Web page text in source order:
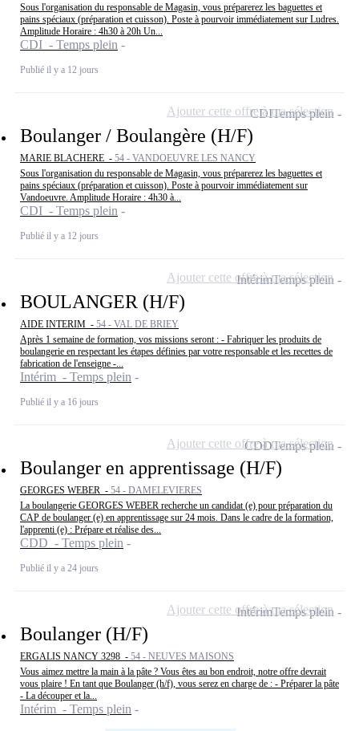
Sous l'organisation du responsable de Magasin, vous préparerez les baguettes et
pains spéciaux (préparation et cuisson). Poste à pourvoir immédiatement sur Ludres.
Amplitude Horaire : 4h30 à 20h Un...
CDI - Temps plein
Publié il y a 12 jours
Boulanger / Boulangère (H/F)
MARIE BLACHERE - 54 - VANDOEUVRE LES NANCY
Sous l'organisation du responsable de Magasin, vous préparerez les baguettes et
pains spéciaux (préparation et cuisson). Poste à pourvoir immédiatement sur
Vandoeuvre. Amplitude Horaire : 4h30 à...
CDI - Temps plein
Publié il y a 12 jours
CDITemps plein
Ajouter cette offre à ma sélection
BOULANGER (H/F)
AIDE INTERIM - 54 - VAL DE BRIEY
Après 1 semaine de formation, vos missions seront : - Fabriquer les produits de
boulangerie en respectant les étapes définies par votre responsable et les recettes de
fabrication de l'enseigne -...
Intérim - Temps plein
Publié il y a 16 jours
IntérimTemps plein
Ajouter cette offre à ma sélection
Boulanger en apprentissage (H/F)
GEORGES WEBER - 54 - DAMELEVIERES
La boulangerie GEORGES WEBER recherche un candidat (e) pour préparation du
CAP de boulanger (e) en apprentissage sur 24 mois. Dans le cadre de la formation,
l'apprenti (e) : Prépare et réalise des...
CDD - Temps plein
Publié il y a 24 jours
CDDTemps plein
Ajouter cette offre à ma sélection
Boulanger (H/F)
ERGALIS NANCY 3298 - 54 - NEUVES MAISONS
Vous aimez mettre la main à la pâte ? Vous êtes au bon endroit, notre offre devrait
vous plaire ! En tant que Boulanger (h/f), vous serez en charge de : - Préparer la pâte
- La découper et la...
Intérim - Temps plein
IntérimTemps plein
Ajouter cette offre à ma sélection